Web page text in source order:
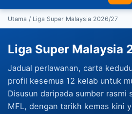
Utama / Liga Super Malaysia 2026/27
Liga Super Malaysia
Jadual perlawanan, carta
profil kesemua 12 kelab untuk
Disusun daripada sumber rasmi
MFL, dengan tarikh kemas kini